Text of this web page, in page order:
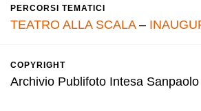
PERCORSI TEMATICI
TEATRO ALLA SCALA–
COPYRIGHT
Archivio Publifoto Intesa Sanpaolo